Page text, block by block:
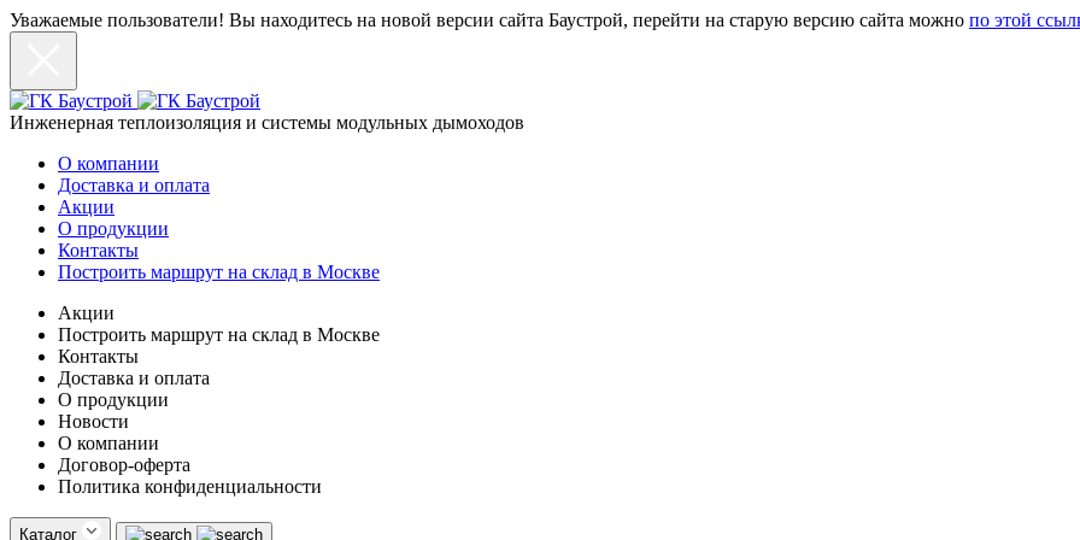
Уважаемые пользователи! Вы находитесь на новой версии сайта Баустрой, перейти на старую версию сайта можно по этой
Инженерная теплоизоляция и системы модульных дымоходов
О компании
Доставка и оплата
Акции
О продукции
Контакты
Построить маршрут на склад в Москве
Акции
Построить маршрут на склад в Москве
Контакты
Доставка и оплата
О продукции
Новости
О компании
Договор-оферта
Политика конфиденциальности
Каталог